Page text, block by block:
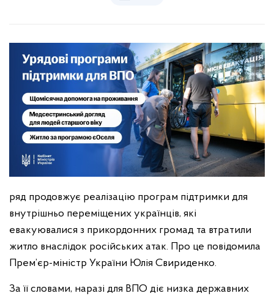
ряд продовжує реалізацію програм підтримки для
внутрішньо переміщених українців, які
евакуювалися з прикордонних громад та втратили
житло внаслідок російських атак. Про це повідомила
Прем’єр-міністр України Юлія Свириденко.
За її словами, наразі для ВПО діє низка державних